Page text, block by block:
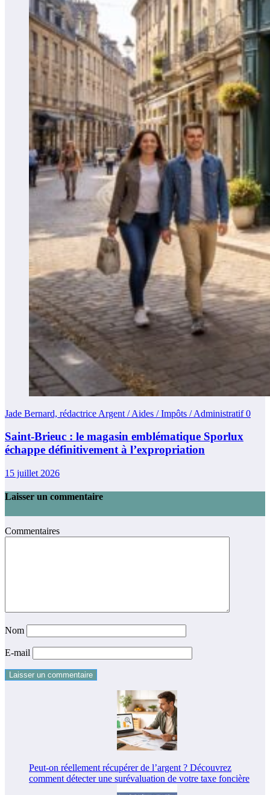
Jade Bernard, rédactrice Argent / Aides / Impôts / Administratif0
Saint-Brieuc : le magasin emblématique Sporlux
échappe définitivement à l’expropriation
15 juillet 2026
Laisser un commentaire
Commentaires
Nom
E-mail
Peut-on réellement récupérer de l’argent ? Découvrez
comment détecter une surévaluation de votre taxe foncière